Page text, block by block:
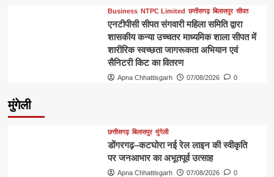
Business NTPC Limited छत्तीसगढ़ बिलासपुर सीपत
एनटीपीसी सीपत संगवारी महिला समिति द्वारा
शासकीय कन्या उच्चतर माध्यमिक शाला सीपत में
शारीरिक स्वच्छता जागरूकता अभियान एवं
सैनिटरी किट का वितरण
Apna Chhattisgarh 07/08/2026 0
मुंगेली
छत्तीसगढ़ बिलासपुर मुंगेली
डोंगरगढ़–कटघोरा नई रेल लाइन की स्वीकृति
पर जनआभार का अभूतपूर्व उत्साह
Apna Chhattisgarh 07/08/2026 0